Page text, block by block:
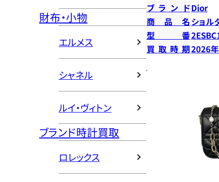
財布・小物
エルメス
シャネル
ルイ・ヴィトン
ブランド時計買取
ロレックス
ブランドDior
商品名 ショル
型番
買取時期2026